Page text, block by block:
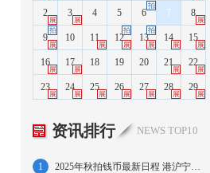
2
展
3
展
4 5 6
拍
7 8
展
9
拍
展
10 11
展
12
拍
展
13
拍
展
14
展
15
展
16
展
17
展
18 19 20 21
展
22
展
23
展
24
展
25
展
26
展
27
展
28
展
29
展
资讯排行 NEWS TOP10
1 2025年秋拍钱币最新日程 港沪宁京大拍连台